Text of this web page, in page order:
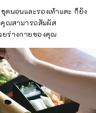
ดนอนและรองเท้าแตะ ก็ยัง
คุณสามารถสัมผัส
ยร่างกายของคุณ